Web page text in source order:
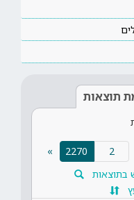
תוצאות
2270
(current)
»
בתוצאות